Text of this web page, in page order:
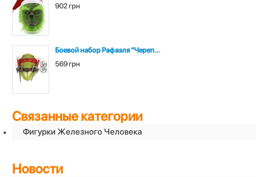
902 грн
Боевой набор Рафаэля "Череп...
569 грн
Связанные категории
Фигурки Железного Человека
Новости